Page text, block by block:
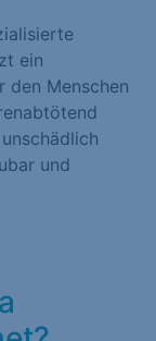
ein
den Menschen
und